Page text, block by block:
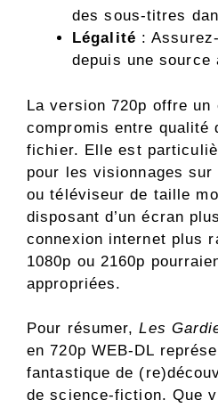
des sous-titres
Légalité :
depuis une source
La version 720p offre un
compromis entre qualité
fichier. Elle est
pour les visionnages
ou téléviseur de taille
disposant d’un écran
connexion internet plus
1080p ou 2160p
appropriées.
Pour résumer,Les
en 720p WEB-DL
fantastique de
de science-fiction. Que